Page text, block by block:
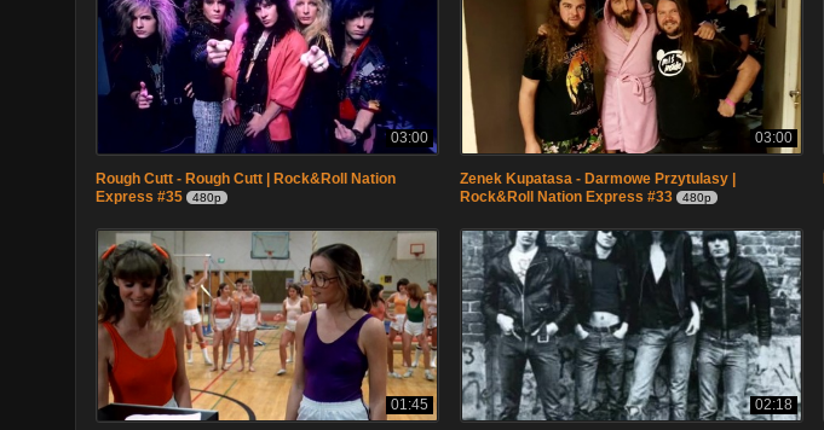
03:00
Rough Cutt - Rough Cutt | Rock&Roll Nation
Express #35
480p
03:00
Zenek Kupatasa - Darmowe Przytulasy |
Rock&Roll Nation Express #33
480p
01:45 02:18